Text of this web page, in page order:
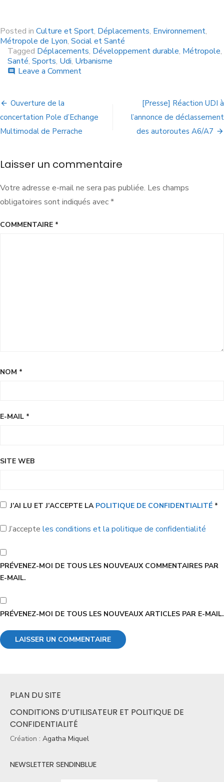
Posted in Culture et Sport, Déplacements, Environnement,
Métropole de Lyon, Social et Santé
Tagged Déplacements, Développement durable, Métropole,
Santé, Sports, Udi, Urbanisme
comment Leave a Comment
Ouverture de la
concertation Pole d’Echange
Multimodal de Perrache
[Presse] Réaction UDI à
l’annonce de déclassement
des autoroutes A6/A7
Laisser un commentaire
Votre adresse e-mail ne sera pas publiée. Les champs
obligatoires sont indiqués avec*
COMMENTAIRE *
NOM *
E-MAIL *
SITE WEB
J’AI LU ET J’ACCEPTE LA POLITIQUE DE CONFIDENTIALITÉ *
J’accepte les conditions et la politique de confidentialité
PRÉVENEZ-MOI DE TOUS LES NOUVEAUX COMMENTAIRES PAR
E-MAIL.
PRÉVENEZ-MOI DE TOUS LES NOUVEAUX ARTICLES PAR E-MAIL.
PLAN DU SITE
CONDITIONS D’UTILISATEUR ET POLITIQUE DE
CONFIDENTIALITÉ
Création : Agatha Miquel
NEWSLETTER SENDINBLUE